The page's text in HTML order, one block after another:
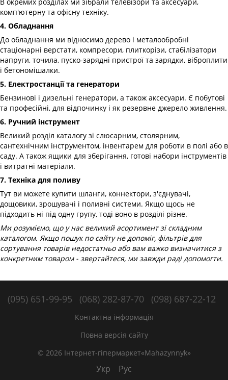
В окремих розділах ми зібрали телевізори та аксесуари,
комп'ютерну та офісну техніку.
4. Обладнання
До обладнання ми відносимо дерево і металообробні
стаціонарні верстати, компресори, плиткорізи, стабілізатори
напруги, точила, пуско-зарядні пристрої та зарядки, віброплити
і бетономішалки.
5. Електростанції та генератори
Бензинові і дизельні генератори, а також аксесуари. Є побутові
та професійні, для відпочинку і як резервне джерело живлення.
6. Ручний інструмент
Великий розділ каталогу зі слюсарним, столярним,
сантехнічним інструментом, інвентарем для роботи в полі або в
саду. А також ящики для зберігання, готові набори інструментів
і витратні матеріали.
7. Техніка для поливу
Тут ви можете купити шланги, коннектори, з'єднувачі,
дощовики, зрошувачі і поливні системи. Якщо щось не
підходить ні під одну групу, тоді воно в розділі різне.
Ми розуміємо, що у нас великий асортимент зі складним
каталогом. Якщо пошук по сайту не допоміг, фільтрів для
сортування товарів недостатньо або вам важко визначитися з
конкретним товаром - звертайтеся, ми завжди раді допомогти.
(095) 651-99-95 (068) 282-87-70 (098) 687-22-12
Контактна інформація
Повна версія сайту
© 2026 Інтернет-гіпермаркет«Mahazynnyk»
Укр Рус